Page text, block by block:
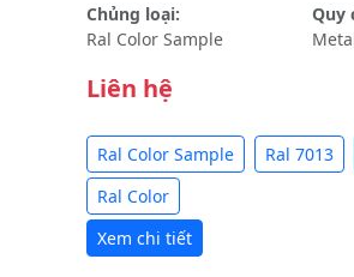
Chủng loại:
Ral Color Sample
Quy
Liên hệ
Ral Color Sample Ral 7013
Ral Color
Xem chi tiết